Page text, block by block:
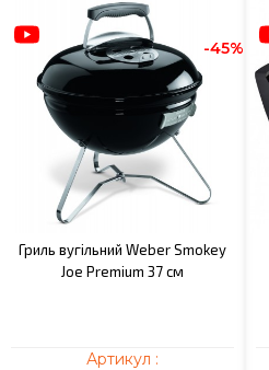
-45%
Гриль вугільний Weber Smokey
Joe Premium 37 см
Артикул :